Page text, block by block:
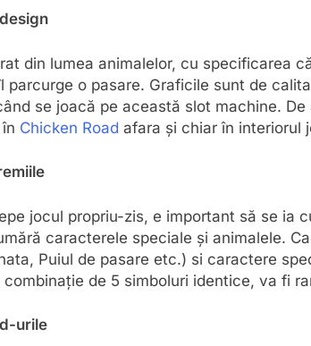
din lumea animalelor, cu specificarea
parcurge o pasare. Graficile sunt de
se joacă pe această slot machine.
Chicken Road afara și chiar în interiorul
jocul propriu-zis, e important să se ia
caracterele speciale și animalele.
Puiul de pasare etc.) si caractere
de 5 simboluri identice, va fi
urile